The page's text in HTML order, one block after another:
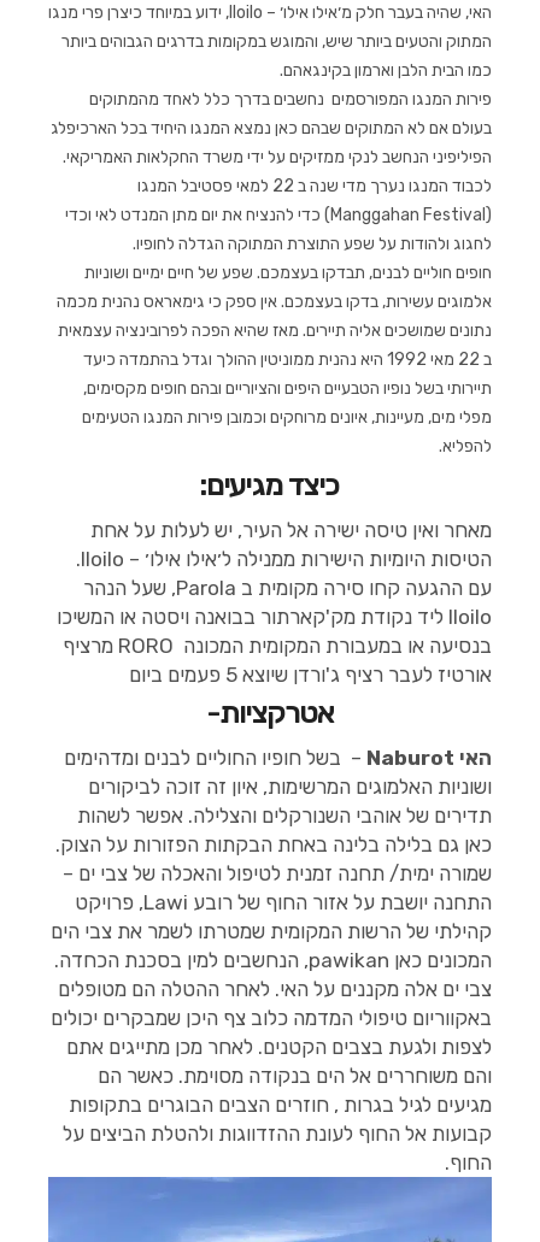
האי, שהיה בעבר חלק מ׳אילו אילו׳ – lloilo, ידוע במיוחד כיצרן פרי מנגו
המתוק והטעים ביותר שיש, והמוגש במקומות בדרגים הגבוהים ביותר
כמו הבית הלבן וארמון בקינגאהם.
פירות המנגו המפורסמים נחשבים בדרך כלל לאחד מהמתוקים
בעולם אם לא המתוקים שבהם כאן נמצא המנגו היחיד בכל הארכיפלג
הפיליפיני הנחשב לנקי ממזיקים על ידי משרד החקלאות האמריקאי.
לכבוד המנגו נערך מדי שנה ב 22 למאי פסטיבל המנגו
(Manggahan Festival) כדי להנציח את יום מתן המנדט לאי וכדי
לחגוג ולהודות על שפע התוצרת המתוקה הגדלה לחופיו.
חופים חוליים לבנים, תבדקו בעצמכם. שפע של חיים ימיים ושוניות
אלמוגים עשירות, בדקו בעצמכם. אין ספק כי גימאראס נהנית מכמה
נתונים שמושכים אליה תיירים. מאז שהיא הפכה לפרובינציה עצמאית
ב 22 מאי 1992 היא נהנית ממוניטין ההולך וגדל בהתמדה כיעד
תיירותי בשל נופיו הטבעיים היפים והציוריים ובהם חופים מקסימים,
מפלי מים, מעיינות, איונים מרוחקים וכמובן פירות המנגו הטעימים
להפליא.
כיצד מגיעים:
מאחר ואין טיסה ישירה אל העיר, יש לעלות על אחת
הטיסות היומיות הישירות ממנילה ל׳אילו אילו׳ – lloilo.
עם ההגעה קחו סירה מקומית ב Parola, שעל הנהר
lloilo ליד נקודת מק'קארתור בבואנה ויסטה או המשיכו
בנסיעה או במעבורת המקומית המכונה RORO מרציף
אורטיז לעבר רציף ג'ורדן שיוצא 5 פעמים ביום
אטרקציות-
האי Naburot
– בשל חופיו החוליים לבנים ומדהימים
ושוניות האלמוגים המרשימות, איון זה זוכה לביקורים
תדירים של אוהבי השנורקלים והצלילה. אפשר לשהות
כאן גם בלילה בלינה באחת הבקתות הפזורות על הצוק.
שמורה ימית/ תחנה זמנית לטיפול והאכלה של צבי ים –
התחנה יושבת על אזור החוף של רובע Lawi, פרויקט
קהילתי של הרשות המקומית שמטרתו לשמר את צבי הים
המכונים כאן pawikan, הנחשבים למין בסכנת הכחדה.
צבי ים אלה מקננים על האי. לאחר ההטלה הם מטופלים
באקווריום טיפולי המדמה כלוב צף היכן שמבקרים יכולים
לצפות ולגעת בצבים הקטנים. לאחר מכן מתייגים אתם
והם משוחררים אל הים בנקודה מסוימת. כאשר הם
מגיעים לגיל בגרות , חוזרים הצבים הבוגרים בתקופות
קבועות אל החוף לעונת ההזדווגות ולהטלת הביצים על
החוף.